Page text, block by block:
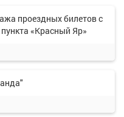
проездных билетов с
«Красный Яр»